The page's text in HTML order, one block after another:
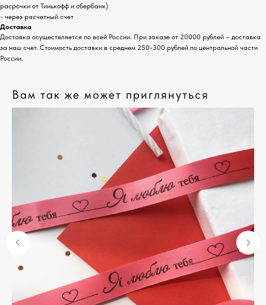
расрочки от Тинькофф и сбербанк)
- через расчетный счет
Доставка
Доставка осуществляется по всей России. При заказе от 20000 рублей – доставка
за наш счет. Стоимость доставки в среднем 250-300 рублей по центральной части
России.
Вам так же может приглянуться